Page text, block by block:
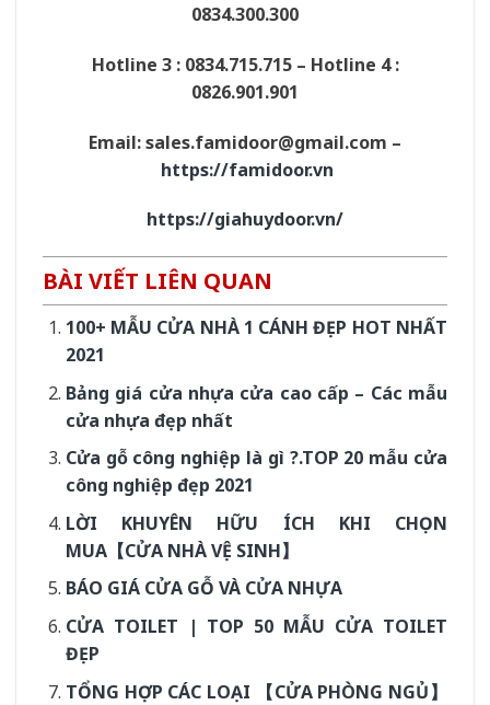
0834.300.300
Hotline 3 : 0834.715.715 – Hotline 4 :
0826.901.901
Email: sales.famidoor@gmail.com –
https://famidoor.vn
https://giahuydoor.vn/
BÀI VIẾT LIÊN QUAN
100+ MẪU CỬA NHÀ 1 CÁNH ĐẸP HOT NHẤT
2021
Bảng giá cửa nhựa cửa cao cấp – Các mẫu
cửa nhựa đẹp nhất
Cửa gỗ công nghiệp là gì ?.TOP 20 mẫu cửa
công nghiệp đẹp 2021
LỜI KHUYÊN HỮU ÍCH KHI CHỌN
MUA【CỬA NHÀ VỆ SINH】
BÁO GIÁ CỬA GỖ VÀ CỬA NHỰA
CỬA TOILET | TOP 50 MẪU CỬA TOILET
ĐẸP
TỔNG HỢP CÁC LOẠI 【CỬA PHÒNG NGỦ】